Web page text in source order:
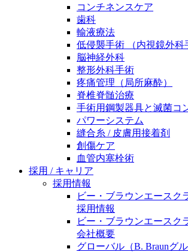
製品ポートフォリオ​
こちらの製品ポートフォリオからも
ただくことができます。
販売代理店さま向け情報​
水頭症について
「水頭症」とはどのような疾患なの
多い水頭症と、小児に多い水頭症の
や治療法など「水頭症」の概要を知
ができます。
エースクラップアカデミー
医療に携わるあらゆる方々に、学び
提供していくことを目指します。
コンチネンスケア
歯科
輸液療法
低侵襲手術 （内視鏡外科
脳神経外科
整形外科手術
疼痛管理（局所麻酔）
脊椎脊髄治療
手術用鋼製器具と滅菌コ
パワーシステム
縫合糸 / 皮膚用接着剤
創傷ケア
血管内塞栓術
採用 / キャリア
採用情報
ビー・ブラウンエースク
採用情報
ビー・ブラウンエースク
会社概要
グローバル（B. Braunグ